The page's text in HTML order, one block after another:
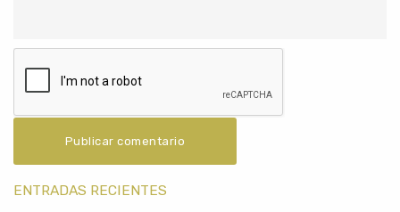
ENTRADAS RECIENTES